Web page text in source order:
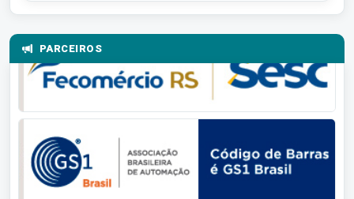
PARCEIROS